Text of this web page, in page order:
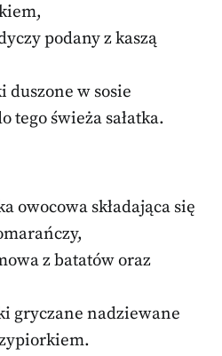
podany z kaszą
duszone w sosie
tego świeża sałatka.
owocowa składająca się
z batatów oraz
gryczane nadziewane